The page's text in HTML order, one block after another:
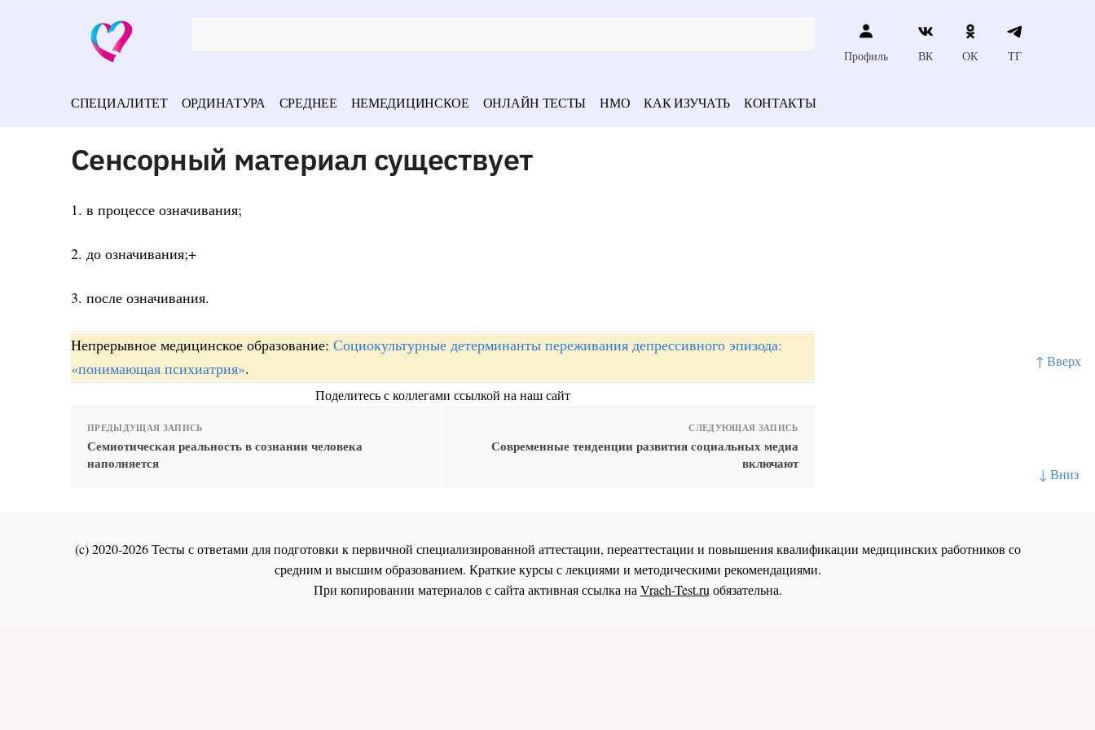
↑ Вверх
↓ Вниз
Профиль ВК ОК ТГ
СПЕЦИАЛИТЕТ ОРДИНАТУРА СРЕДНЕЕ НЕМЕДИЦИНСКОЕ ОНЛАЙН ТЕСТЫ НМО КАК ИЗУЧАТЬ КОНТАКТЫ
Сенсорный материал существует
1. в процессе означивания;
2. до означивания;+
3. после означивания.
Непрерывное медицинское образование: Социокультурные детерминанты переживания депрессивного эпизода:
«понимающая психиатрия».
Поделитесь с коллегами ссылкой на наш сайт
ПРЕДЫДУЩАЯ ЗАПИСЬ
Семиотическая реальность в сознании человека
наполняется
СЛЕДУЮЩАЯ ЗАПИСЬ
Современные тенденции развития социальных медиа
включают
(c) 2020-2026 Тесты с ответами для подготовки к первичной специализированной аттестации, переаттестации и повышения квалификации медицинских работников со
средним и высшим образованием. Краткие курсы с лекциями и методическими рекомендациями.
При копировании материалов с сайта активная ссылка на Vrach-Test.ru обязательна.